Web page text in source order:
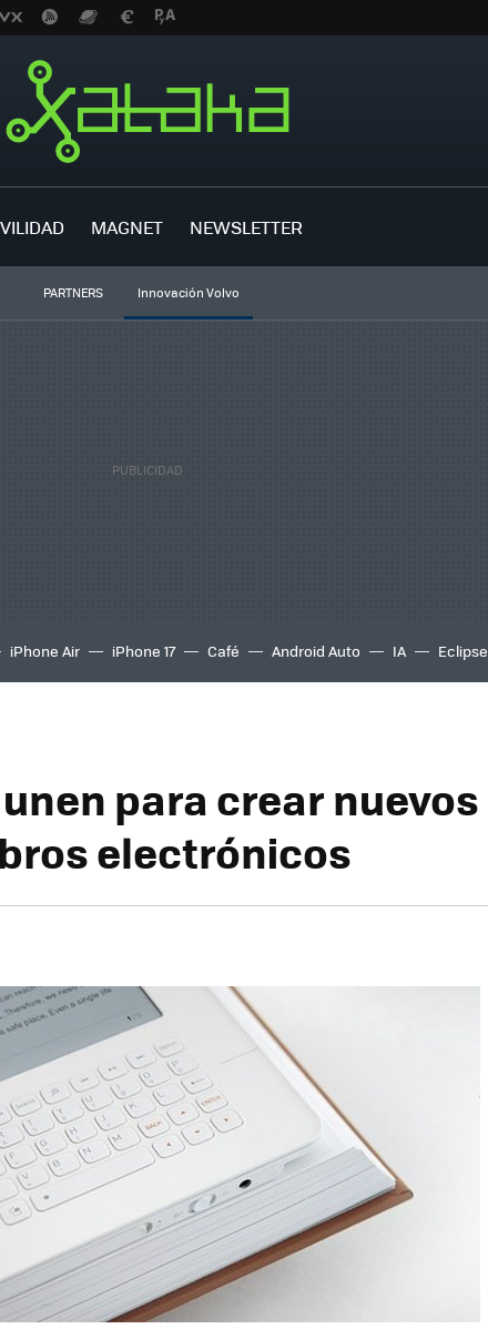
MAGNET NEWSLETTER
PARTNERS Innovación Volvo
iPhone Air iPhone 17 Café Android Auto IA Eclipse
unen para crear nuevos
electrónicos